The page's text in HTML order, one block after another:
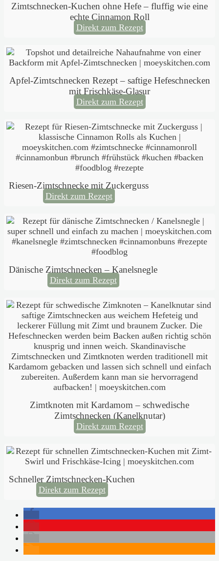
Zimtschnecken-Kuchen ohne Hefe – fluffig wie eine
echte Cinnamon Roll
Direkt zum Rezept
Apfel-Zimtschnecken Rezept – saftige Hefeschnecken
mit Frischkäse-Glasur
Direkt zum Rezept
Riesen-Zimtschnecke mit Zuckerguss
Direkt zum Rezept
Dänische Zimtschnecken – Kanelsnegle
Direkt zum Rezept
Zimtknoten mit Kardamom – schwedische
Zimtschnecken (Kanelknutar)
Direkt zum Rezept
Schneller Zimtschnecken-Kuchen
Direkt zum Rezept